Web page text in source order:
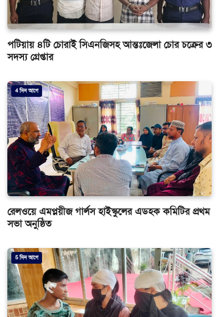
পটিয়ায় ৪টি চোরাই সিএনজিসহ আন্তঃজেলা চোর চক্রের ৩
সদস্য গ্রেপ্তার
4 দিন আগে
রেলওয়ে এমপ্লয়ীজ গার্লস হাইস্কুলের এডহক কমিটির প্রথম
সভা অনুষ্ঠিত
5 দিন আগে